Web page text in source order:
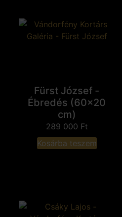
Fürst József -
Ébredés (60x20
cm)
289 000 Ft
Kosárba teszem